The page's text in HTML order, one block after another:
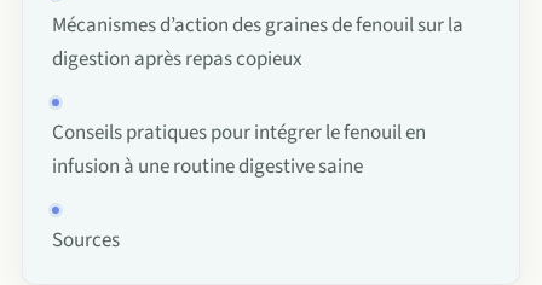
Mécanismes d’action des graines de fenouil sur la
digestion après repas copieux
Conseils pratiques pour intégrer le fenouil en
infusion à une routine digestive saine
Sources